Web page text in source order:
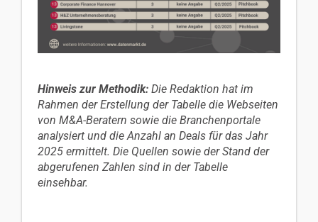
Hinweis zur Methodik:Die Redaktion hat im
Rahmen der Erstellung der Tabelle die Webseiten
von M&A-Beratern sowie die Branchenportale
analysiert und die Anzahl an Deals für das Jahr
2025 ermittelt. Die Quellen sowie der Stand der
abgerufenen Zahlen sind in der Tabelle
einsehbar.